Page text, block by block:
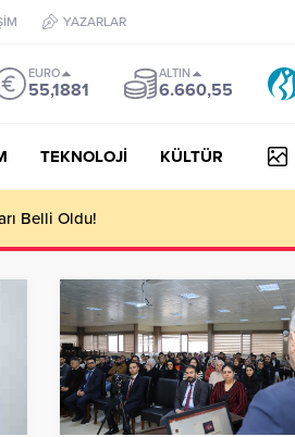
YAZARLAR
EURO
55,1881
ALTIN
6.660,55
TEKNOLOJİ KÜLTÜR
Belli Oldu!